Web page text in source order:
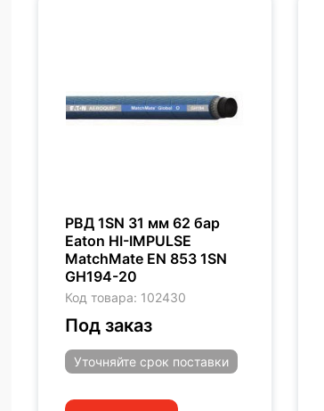
РВД 1SN 31 мм 62 бар
Eaton HI-IMPULSE
MatchMate EN 853 1SN
GH194-20
Код товара: 102430
Под заказ
Уточняйте срок поставки